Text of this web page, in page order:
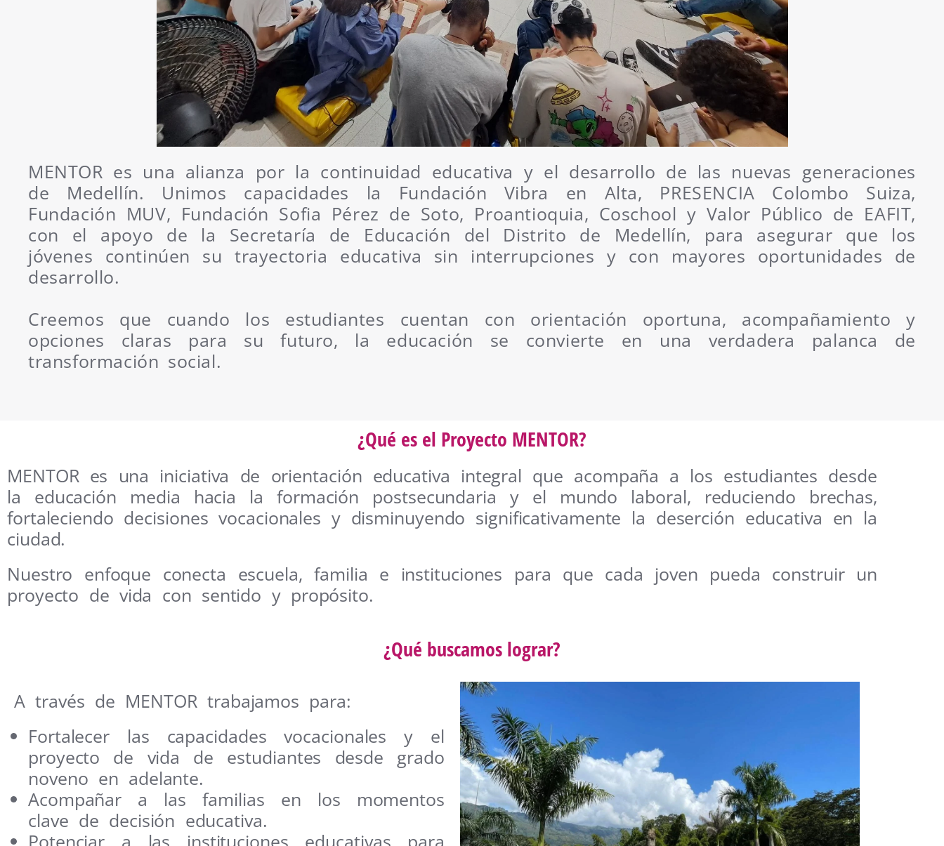
MENTOR es una alianza por la continuidad educativa y el desarrollo de las nuevas generaciones
de Medellín. Unimos capacidades la Fundación Vibra en Alta, PRESENCIA Colombo Suiza,
Fundación MUV, Fundación Sofia Pérez de Soto, Proantioquia, Coschool y Valor Público de EAFIT,
con el apoyo de la Secretaría de Educación del Distrito de Medellín, para asegurar que los
jóvenes continúen su trayectoria educativa sin interrupciones y con mayores oportunidades de
desarrollo.
Creemos que cuando los estudiantes cuentan con orientación oportuna, acompañamiento y
opciones claras para su futuro, la educación se convierte en una verdadera palanca de
transformación social.
¿Qué es el Proyecto MENTOR?
MENTOR es una iniciativa de orientación educativa integral que acompaña a los estudiantes desde
la educación media hacia la formación postsecundaria y el mundo laboral, reduciendo brechas,
fortaleciendo decisiones vocacionales y disminuyendo significativamente la deserción educativa en la
ciudad.
Nuestro enfoque conecta escuela, familia e instituciones para que cada joven pueda construir un
proyecto de vida con sentido y propósito.
¿Qué buscamos lograr?
A través de MENTOR trabajamos para:
Fortalecer las capacidades vocacionales y el
proyecto de vida de estudiantes desde grado
noveno en adelante.
Acompañar a las familias en los momentos
clave de decisión educativa.